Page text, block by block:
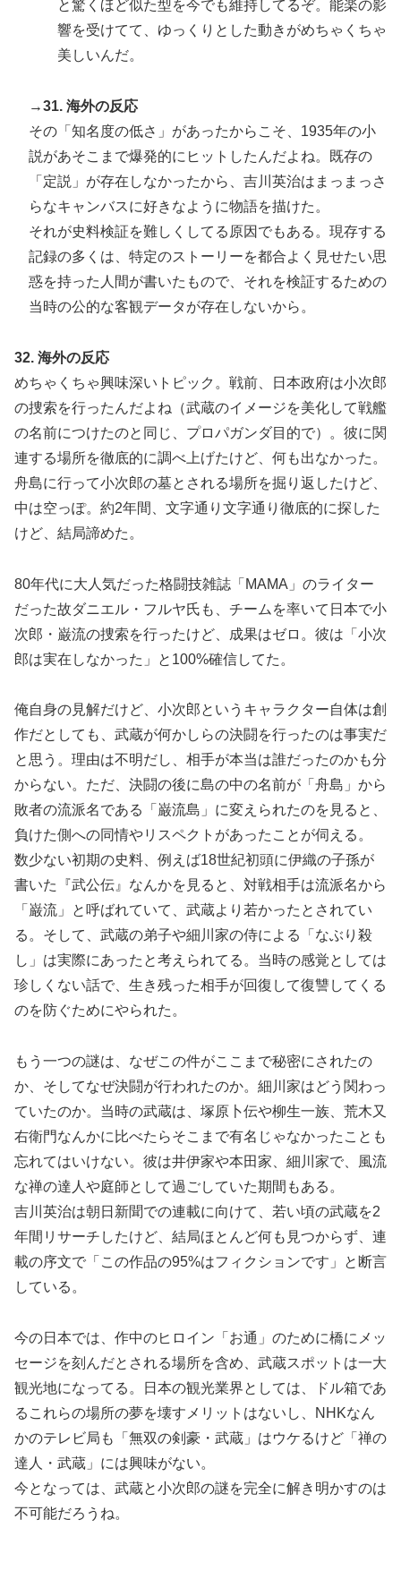
と驚くほど似た型を今でも維持してるぞ。能楽の影
響を受けてて、ゆっくりとした動きがめちゃくちゃ
美しいんだ。
→31. 海外の反応
その「知名度の低さ」があったからこそ、1935年の小
説があそこまで爆発的にヒットしたんだよね。既存の
「定説」が存在しなかったから、吉川英治はまっまっさ
らなキャンバスに好きなように物語を描けた。
それが史料検証を難しくしてる原因でもある。現存する
記録の多くは、特定のストーリーを都合よく見せたい思
惑を持った人間が書いたもので、それを検証するための
当時の公的な客観データが存在しないから。
32. 海外の反応
めちゃくちゃ興味深いトピック。戦前、日本政府は小次郎
の捜索を行ったんだよね（武蔵のイメージを美化して戦艦
の名前につけたのと同じ、プロパガンダ目的で）。彼に関
連する場所を徹底的に調べ上げたけど、何も出なかった。
舟島に行って小次郎の墓とされる場所を掘り返したけど、
中は空っぽ。約2年間、文字通り文字通り徹底的に探した
けど、結局諦めた。
80年代に大人気だった格闘技雑誌「MAMA」のライター
だった故ダニエル・フルヤ氏も、チームを率いて日本で小
次郎・巌流の捜索を行ったけど、成果はゼロ。彼は「小次
郎は実在しなかった」と100%確信してた。
俺自身の見解だけど、小次郎というキャラクター自体は創
作だとしても、武蔵が何かしらの決闘を行ったのは事実だ
と思う。理由は不明だし、相手が本当は誰だったのかも分
からない。ただ、決闘の後に島の中の名前が「舟島」から
敗者の流派名である「巌流島」に変えられたのを見ると、
負けた側への同情やリスペクトがあったことが伺える。
数少ない初期の史料、例えば18世紀初頭に伊織の子孫が
書いた『武公伝』なんかを見ると、対戦相手は流派名から
「巌流」と呼ばれていて、武蔵より若かったとされてい
る。そして、武蔵の弟子や細川家の侍による「なぶり殺
し」は実際にあったと考えられてる。当時の感覚としては
珍しくない話で、生き残った相手が回復して復讐してくる
のを防ぐためにやられた。
もう一つの謎は、なぜこの件がここまで秘密にされたの
か、そしてなぜ決闘が行われたのか。細川家はどう関わっ
ていたのか。当時の武蔵は、塚原卜伝や柳生一族、荒木又
右衛門なんかに比べたらそこまで有名じゃなかったことも
忘れてはいけない。彼は井伊家や本田家、細川家で、風流
な禅の達人や庭師として過ごしていた期間もある。
吉川英治は朝日新聞での連載に向けて、若い頃の武蔵を2
年間リサーチしたけど、結局ほとんど何も見つからず、連
載の序文で「この作品の95%はフィクションです」と断言
している。
今の日本では、作中のヒロイン「お通」のために橋にメッ
セージを刻んだとされる場所を含め、武蔵スポットは一大
観光地になってる。日本の観光業界としては、ドル箱であ
るこれらの場所の夢を壊すメリットはないし、NHKなん
かのテレビ局も「無双の剣豪・武蔵」はウケるけど「禅の
達人・武蔵」には興味がない。
今となっては、武蔵と小次郎の謎を完全に解き明かすのは
不可能だろうね。